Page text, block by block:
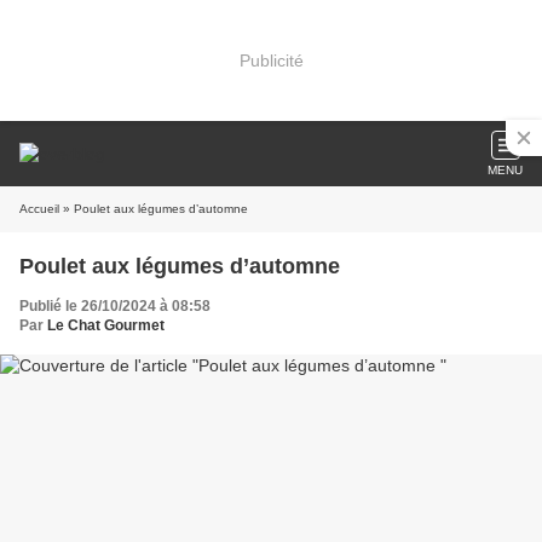
Publicité
MENU
Accueil » Poulet aux légumes d’automne
Poulet aux légumes d’automne
Publié le 26/10/2024 à 08:58
Par Le Chat Gourmet